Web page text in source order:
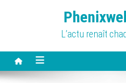
L’actu renaît